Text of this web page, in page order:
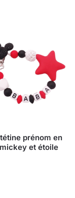
prénom en
et étoile